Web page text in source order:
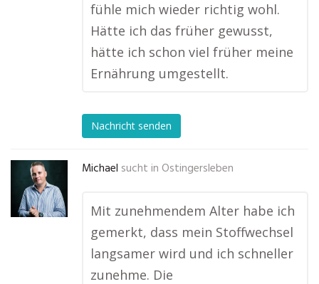
fühle mich wieder richtig wohl.
Hätte ich das früher gewusst,
hätte ich schon viel früher meine
Ernährung umgestellt.
Nachricht senden
Michael sucht in Ostingersleben
Mit zunehmendem Alter habe ich
gemerkt, dass mein Stoffwechsel
langsamer wird und ich schneller
zunehme. Die